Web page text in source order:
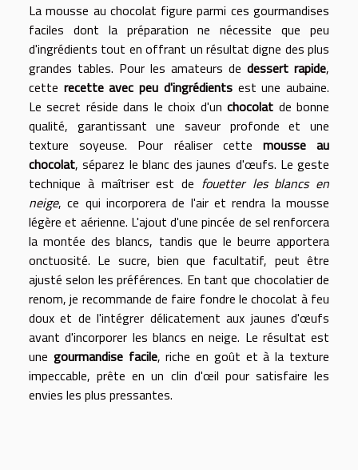
La mousse au chocolat figure parmi ces gourmandises
faciles dont la préparation ne nécessite que peu
d'ingrédients tout en offrant un résultat digne des plus
grandes tables. Pour les amateurs de dessert rapide,
cette recette avec peu d'ingrédientsest une aubaine.
Le secret réside dans le choix d'unchocolat de bonne
qualité, garantissant une saveur profonde et une
texture soyeuse. Pour réaliser cette mousse au
chocolat, séparez le blanc des jaunes d'œufs. Le geste
technique à maîtriser est de fouetter les blancs en
neige, ce qui incorporera de l'air et rendra la mousse
légère et aérienne. L'ajout d'une pincée de sel renforcera
la montée des blancs, tandis que le beurre apportera
onctuosité. Le sucre, bien que facultatif, peut être
ajusté selon les préférences. En tant que chocolatier de
renom, je recommande de faire fondre le chocolat à feu
doux et de l'intégrer délicatement aux jaunes d'œufs
avant d'incorporer les blancs en neige. Le résultat est
une gourmandise facile, riche en goût et à la texture
impeccable, prête en un clin d'œil pour satisfaire les
envies les plus pressantes.